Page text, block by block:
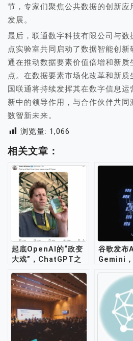
节，专家们聚焦公共数据的创新应
发展。
最后，联通数字科技有限公司与
点实验室共同启动了数据智能创
通在推动数据要素价值倍增和新质
点。在数据要素市场化改革和新
国联通将持续发挥其在数字信息运
新中的领导作用，与合作伙伴共同
数智新未来。
浏览量: 1,066
相关文章：
起底OpenAI的“政变
大戏”，ChatGPT之
谷歌发布
Gemini